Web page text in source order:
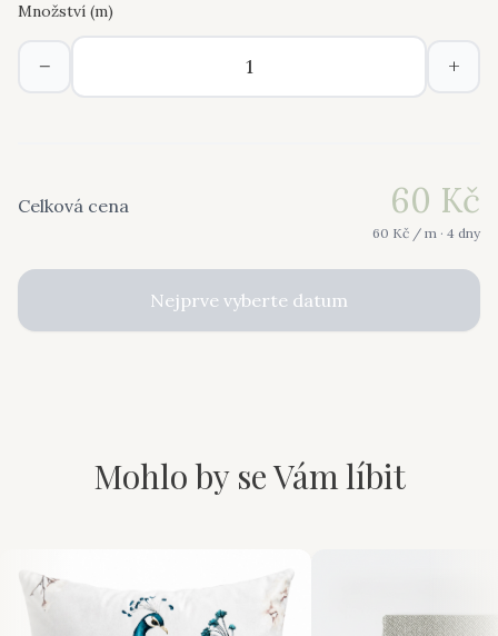
Množství (m)
− +
Celková cena 60 Kč
60 Kč / m · 4 dny
Nejprve vyberte datum
Mohlo by se Vám líbit